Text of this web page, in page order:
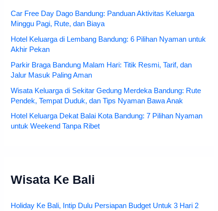
Car Free Day Dago Bandung: Panduan Aktivitas Keluarga
Minggu Pagi, Rute, dan Biaya
Hotel Keluarga di Lembang Bandung: 6 Pilihan Nyaman untuk
Akhir Pekan
Parkir Braga Bandung Malam Hari: Titik Resmi, Tarif, dan
Jalur Masuk Paling Aman
Wisata Keluarga di Sekitar Gedung Merdeka Bandung: Rute
Pendek, Tempat Duduk, dan Tips Nyaman Bawa Anak
Hotel Keluarga Dekat Balai Kota Bandung: 7 Pilihan Nyaman
untuk Weekend Tanpa Ribet
Wisata Ke Bali
Holiday Ke Bali, Intip Dulu Persiapan Budget Untuk 3 Hari 2